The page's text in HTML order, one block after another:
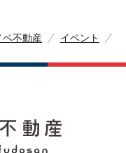
ベ不動産 イベント